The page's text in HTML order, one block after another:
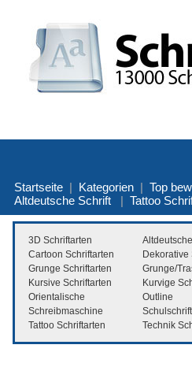
Startseite | Kategorien | Top
Altdeutsche Schrift | Tattoo
3D Schriftarten
Cartoon Schriftarten
Dekorative
Grunge Schriftarten
Grunge/
Kursive Schriftarten
Kurvige
Orientalische
Outline
Schreibmaschine
Tattoo Schriftarten
Technik